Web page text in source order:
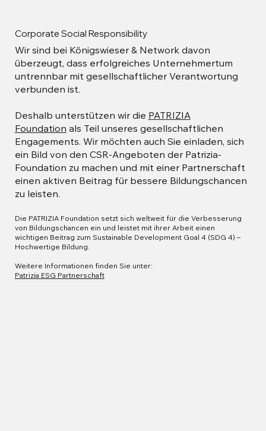
Corporate Social Responsibility
Wir sind bei Königswieser & Network davon
überzeugt, dass erfolgreiches Unternehmertum
untrennbar mit gesellschaftlicher Verantwortung
verbunden ist.
Deshalb unterstützen wir die PATRIZIA
Foundation als Teil unseres gesellschaftlichen
Engagements. Wir möchten auch Sie einladen, sich
ein Bild von den CSR-Angeboten der Patrizia-
Foundation zu machen und mit einer Partnerschaft
einen aktiven Beitrag für bessere Bildungschancen
zu leisten.
Die PATRIZIA Foundation setzt sich weltweit für die Verbesserung
von Bildungschancen ein und leistet mit ihrer Arbeit einen
wichtigen Beitrag zum Sustainable Development Goal 4 (SDG 4) –
Hochwertige Bildung.
Weitere Informationen finden Sie unter:
Patrizia ESG Partnerschaft